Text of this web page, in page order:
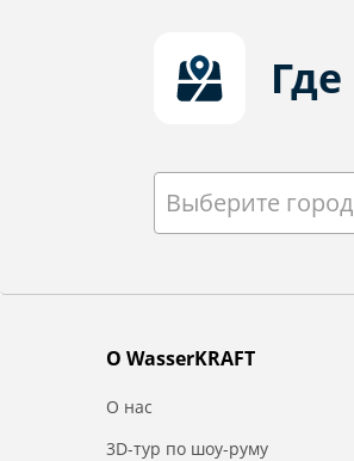
Выберите город
О WasserKRAFT
О нас
3D-тур по шоу-руму